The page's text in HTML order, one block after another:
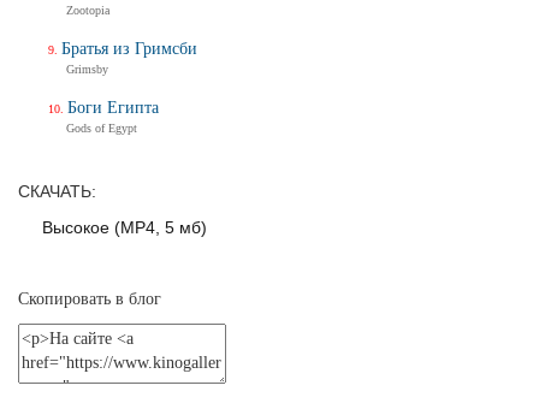
Don't Knock Twice
СКАЧАТЬ:
Высокое (MP4, 5 мб)
Скопировать в блог
Zootopia
Братья из Гримсби
Grimsby
Боги Египта
Gods of Egypt